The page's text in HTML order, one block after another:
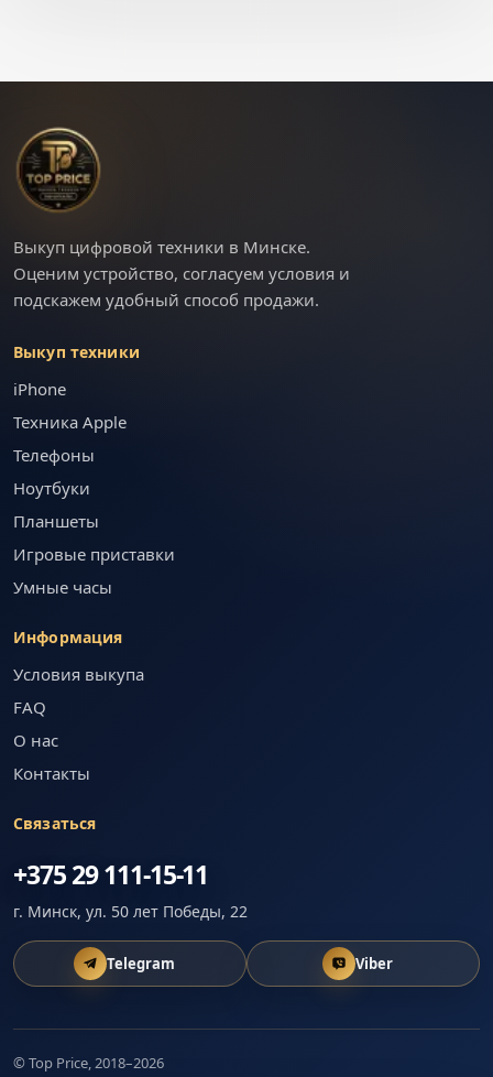
Выкуп цифровой техники в Минске.
Оценим устройство, согласуем условия и
подскажем удобный способ продажи.
Выкуп техники
iPhone
Техника Apple
Телефоны
Ноутбуки
Планшеты
Игровые приставки
Умные часы
Информация
Условия выкупа
FAQ
О нас
Контакты
Связаться
+375 29 111-15-11
г. Минск, ул. 50 лет Победы, 22
Telegram Viber
© Top Price, 2018–2026